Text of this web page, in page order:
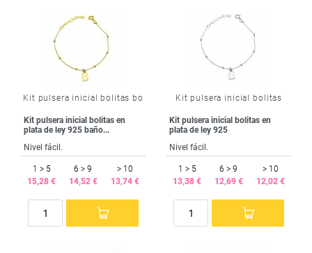
Kit pulsera inicial bolitas bo
Kit pulsera inicial bolitas en
plata de ley 925 baño...
Nivel fácil.
1 > 5
15,28 €
6 > 9
14,52 €
> 10
13,74 €
Kit pulsera inicial bolitas
Kit pulsera inicial bolitas en
plata de ley 925
Nivel fácil.
1 > 5
13,38 €
6 > 9
12,69 €
> 10
12,02 €